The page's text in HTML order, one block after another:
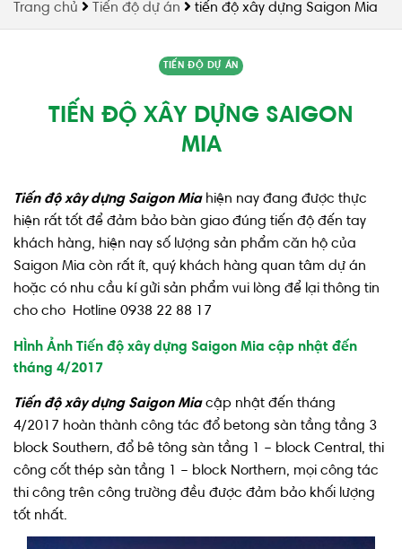
Trang chủ Tiến độ dự án tiến độ xây dựng Saigon Mia
TIẾN ĐỘ DỰ ÁN
TIẾN ĐỘ XÂY DỰNG SAIGON
MIA
Tiến độ xây dựng Saigon Miahiện nay đang được thực
hiện rất tốt để đảm bảo bàn giao đúng tiến độ đến tay
khách hàng, hiện nay số lượng sản phẩm căn hộ của
Saigon Mia còn rất ít, quý khách hàng quan tâm dự án
hoặc có nhu cầu kí gửi sản phẩm vui lòng để lại thông tin
cho cho Hotline 0938 22 88 17
HÌnh Ảnh Tiến độ xây dựng Saigon Mia cập nhật đến
tháng 4/2017
Tiến độ xây dựng Saigon Miacập nhật đến tháng
4/2017 hoàn thành công tác đổ betong sàn tầng tầng 3
block Southern, đổ bê tông sàn tầng 1 – block Central, thi
công cốt thép sàn tầng 1 – block Northern, mọi công tác
thi công trên công trường đều được đảm bảo khối lượng
tốt nhất.